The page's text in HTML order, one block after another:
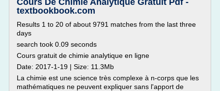
Cours De Chimie Analytique Gratuit Pdf -
textbookbook.com
Results 1 to 20 of about 9791 matches from the last three
days
search took 0.09 seconds
Cours gratuit de chimie analytique en ligne
Date: 2017-1-19 | Size: 11.3Mb
La chimie est une science très complexe à n-corps que les
mathématiques ne peuvent expliquer sans l'apport de